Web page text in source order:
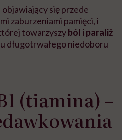
objawiający się przede
zaburzeniami pamięci, i
towarzyszyból i paraliż
długotrwałego niedoboru
(tiamina) –